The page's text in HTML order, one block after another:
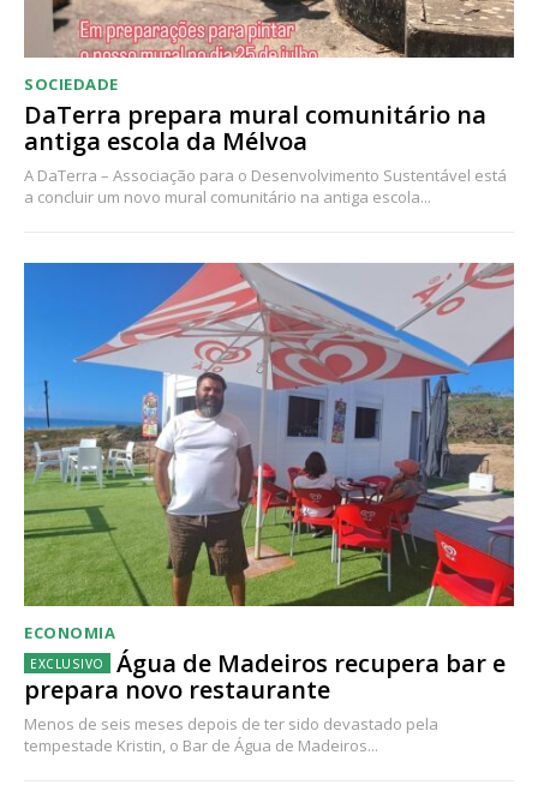
SOCIEDADE
DaTerra prepara mural comunitário na
antiga escola da Mélvoa
A DaTerra – Associação para o Desenvolvimento Sustentável está
a concluir um novo mural comunitário na antiga escola...
ECONOMIA
Água de Madeiros recupera bar e
prepara novo restaurante
Menos de seis meses depois de ter sido devastado pela
tempestade Kristin, o Bar de Água de Madeiros...